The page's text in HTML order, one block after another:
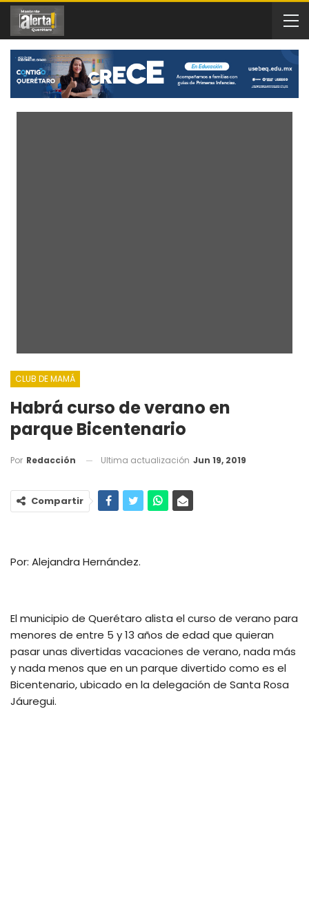
CLUB DE MAMÁ
Habrá curso de verano en
parque Bicentenario
Por Redacción Ultima actualización Jun 19, 2019
Compartir
Por: Alejandra Hernández.
El municipio de Querétaro alista el curso de verano para
menores de entre 5 y 13 años de edad que quieran
pasar unas divertidas vacaciones de verano, nada más
y nada menos que en un parque divertido como es el
Bicentenario, ubicado en la delegación de Santa Rosa
Jáuregui.